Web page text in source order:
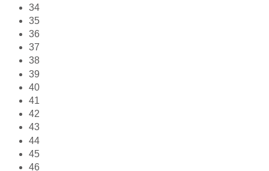
34
35
36
37
38
39
40
41
42
43
44
45
46